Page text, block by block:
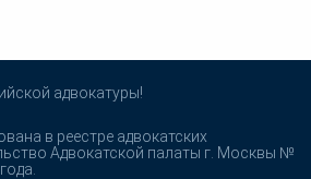
адвокатуры!
в реестре адвокатских
Адвокатской палаты г. Москвы №